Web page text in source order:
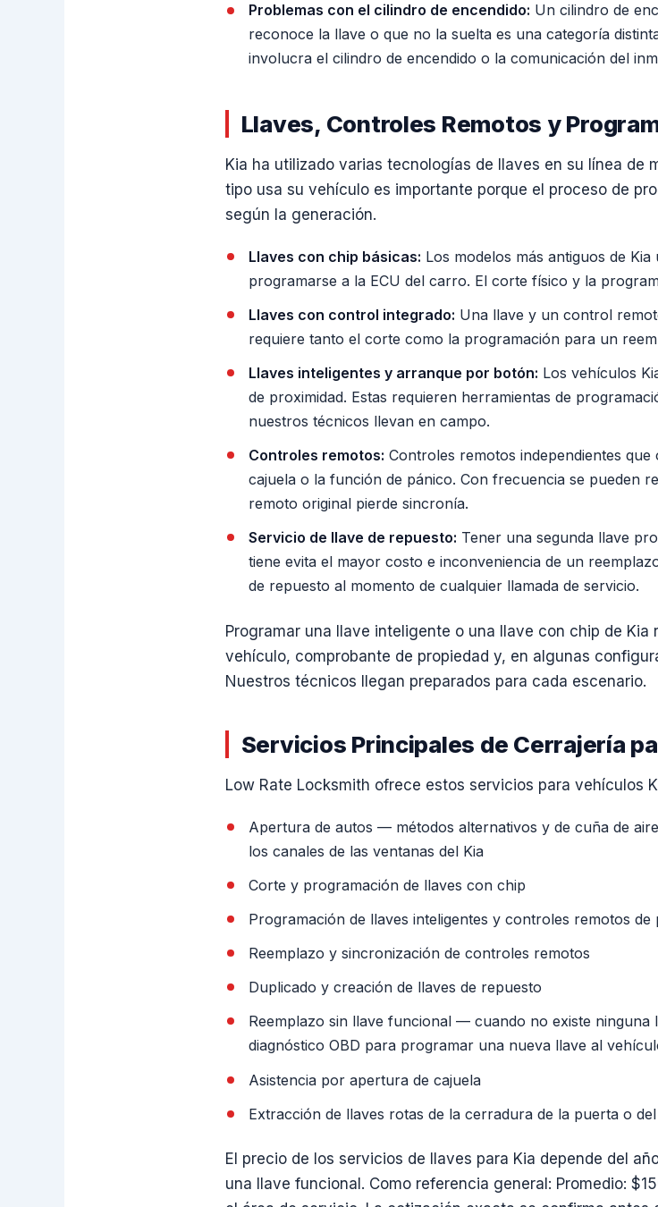
Problemas con el cilindro de encendido: Un cilindro de
reconoce la llave o que no la suelta es una categoría
involucra el cilindro de encendido o la comunicación del
Llaves, Controles Remotos y
Kia ha utilizado varias tecnologías de llaves en su línea de
tipo usa su vehículo es importante porque el proceso de
según la generación.
Llaves con chip básicas: Los modelos más antiguos de
programarse a la ECU del carro. El corte físico y la
Llaves con control integrado: Una llave y un control
requiere tanto el corte como la programación para un
Llaves inteligentes y arranque por botón: Los vehículos
de proximidad. Estas requieren herramientas de
nuestros técnicos llevan en campo.
Controles remotos: Controles remotos independientes
cajuela o la función de pánico. Con frecuencia se pueden
remoto original pierde sincronía.
Servicio de llave de repuesto: Tener una segunda llave
tiene evita el mayor costo e inconveniencia de un
de repuesto al momento de cualquier llamada de servicio.
Programar una llave inteligente o una llave con chip de
vehículo, comprobante de propiedad y, en algunas
Nuestros técnicos llegan preparados para cada escenario.
Servicios Principales de Cerrajería
Low Rate Locksmith ofrece estos servicios para vehículos
Apertura de autos — métodos alternativos y de cuña de
los canales de las ventanas del Kia
Corte y programación de llaves con chip
Programación de llaves inteligentes y controles remotos de
Reemplazo y sincronización de controles remotos
Duplicado y creación de llaves de repuesto
Reemplazo sin llave funcional — cuando no existe ninguna
diagnóstico OBD para programar una nueva llave al
Asistencia por apertura de cajuela
Extracción de llaves rotas de la cerradura de la puerta o
El precio de los servicios de llaves para Kia depende del
una llave funcional. Como referencia general: Promedio: